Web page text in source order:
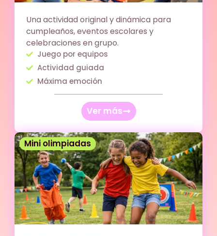
Una actividad original y dinámica para
cumpleaños, eventos escolares y
celebraciones en grupo.
Juego por equipos
Actividad guiada
Máxima emoción
Ver más
Mini olimpiadas